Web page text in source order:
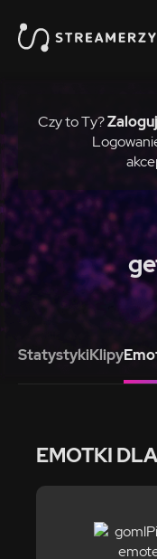
Czy to Ty?
StatystykiKlipy
EMOTKI